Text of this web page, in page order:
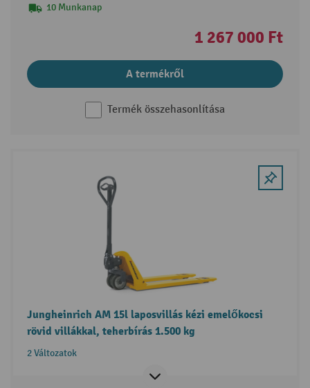
10 Munkanap
1 267 000 Ft
A termékről
Termék összehasonlítása
Jungheinrich AM 15l laposvillás kézi emelőkocsi
rövid villákkal, teherbírás 1.500 kg
2 Változatok